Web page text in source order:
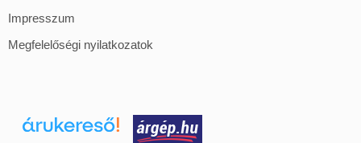
Impresszum
Megfelelőségi nyilatkozatok